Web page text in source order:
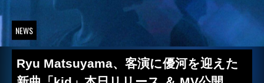
NEWS
Ryu Matsuyama、客演に優河を迎えた